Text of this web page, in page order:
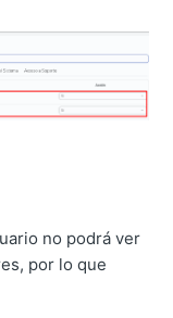
no podrá ver
por lo que